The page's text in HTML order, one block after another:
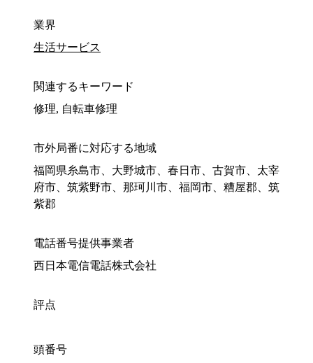
業界
生活サービス
関連するキーワード
修理, 自転車修理
市外局番に対応する地域
福岡県糸島市、大野城市、春日市、古賀市、太宰
府市、筑紫野市、那珂川市、福岡市、糟屋郡、筑
紫郡
電話番号提供事業者
西日本電信電話株式会社
評点
頭番号